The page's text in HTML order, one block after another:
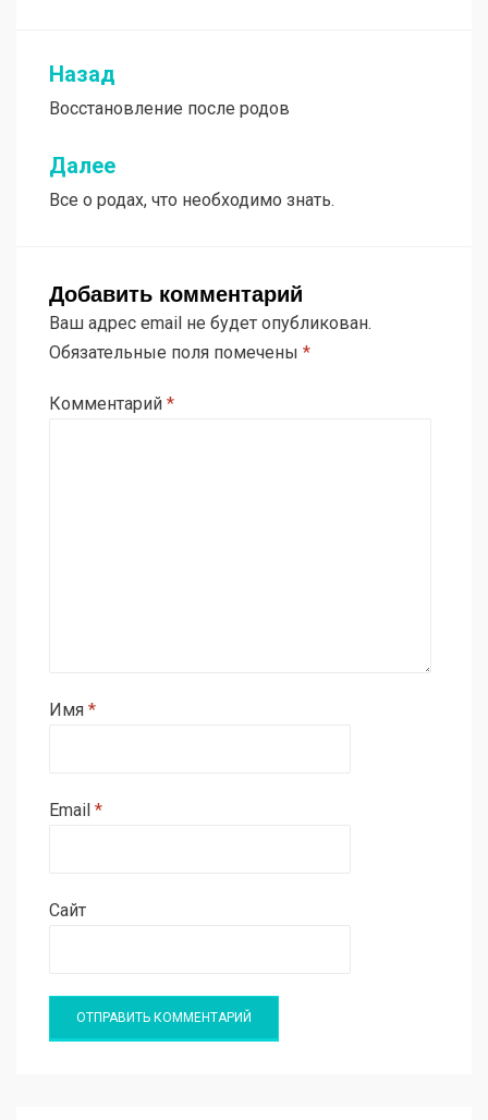
Навигация
по
записям
Назад
Восстановление после родов
Далее
Все о родах, что необходимо знать.
Добавить комментарий
Ваш адрес email не будет опубликован.
Обязательные поля помечены *
Комментарий *
Имя *
Email *
Сайт